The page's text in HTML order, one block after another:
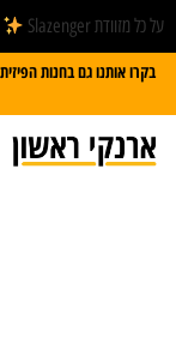
על כל מזוודת Slazenger